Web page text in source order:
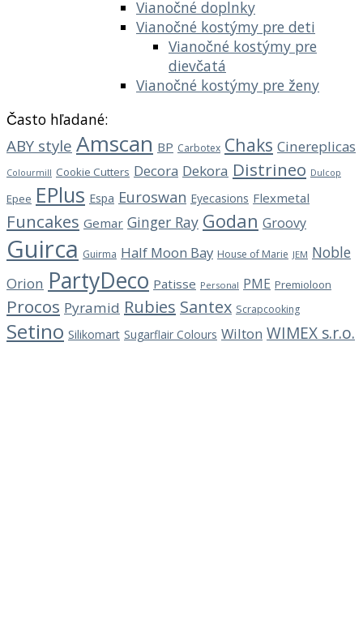
Vianočné doplnky
Vianočné kostýmy pre deti
Vianočné kostýmy pre
dievčatá
Vianočné kostýmy pre ženy
Často hľadané:
ABY style Amscan BP Carbotex Chaks Cinereplicas
Colourmill Cookie Cutters Decora Dekora Distrineo Dulcop
Epee EPlus Espa Euroswan Eyecasions Flexmetal
Funcakes Gemar Ginger Ray Godan Groovy
Guirca Guirma Half Moon Bay House of Marie JEM Noble
Orion PartyDeco Patisse Personal PME Premioloon
Procos Pyramid Rubies Santex Scrapcooking
Setino Silikomart Sugarflair Colours Wilton WIMEX s.r.o.